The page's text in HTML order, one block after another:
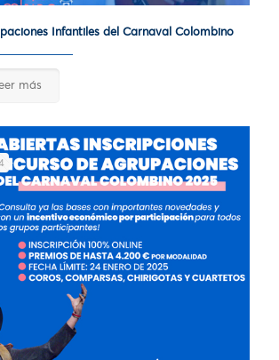
Infantiles del Carnaval Colombino
más